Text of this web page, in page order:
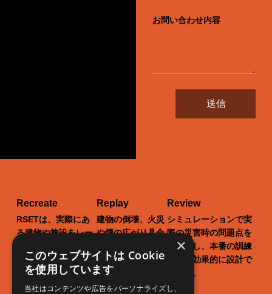
お問い合わせ内容
送信
Recreate
RSETは、実際にあ
る建物や施設をレー
ザースキャンし、バ
ーチャル世界に再現
します。
Replay
建物の倒壊、火災
や煙の広がり具合
リアルに再現でき
ます。
Review
シミュレーションで実
際の災害時の問題点を
洗い出し、本番の訓練
をより効果的に設計で
きます。
×
このウェブサイトは Cookie
を使用しています
当社はコンテンツや広告をパーソナライズし、